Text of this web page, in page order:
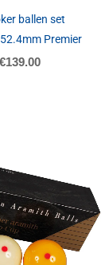
ballen set
Premier
€139.00